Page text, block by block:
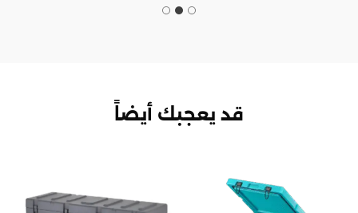
قد يعجبك أيضاً